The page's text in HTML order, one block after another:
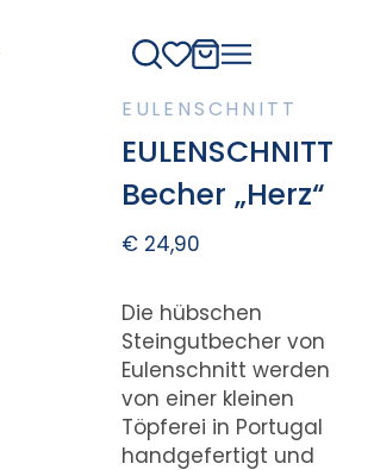
EULENSCHNITT
EULENSCHNITT
Becher „Herz“
€24,90
Die hübschen
Steingutbecher von
Eulenschnitt werden
von einer kleinen
Töpferei in Portugal
handgefertigt und